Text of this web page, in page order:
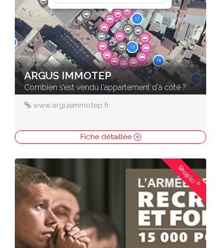
ARGUS IMMOTEP
Combien s’est vendu l'appartement d'à coté ?
www.argusimmotep.fr
Fiche détaillée
Shop'ici®